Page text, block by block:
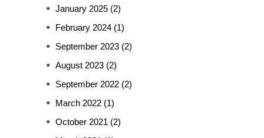
January 2025 (2)
February 2024 (1)
September 2023 (2)
August 2023 (2)
September 2022 (2)
March 2022 (1)
October 2021 (2)